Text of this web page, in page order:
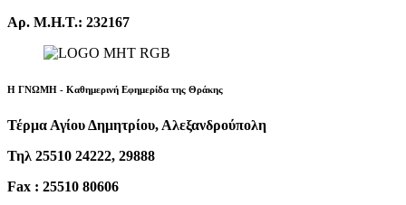
Αρ. Μ.Η.Τ.: 232167
Η ΓΝΩΜΗ - Καθημερινή Εφημερίδα της Θράκης
Τέρμα Αγίου Δημητρίου, Αλεξανδρούπολη
Τηλ 25510 24222, 29888
Fax : 25510 80606